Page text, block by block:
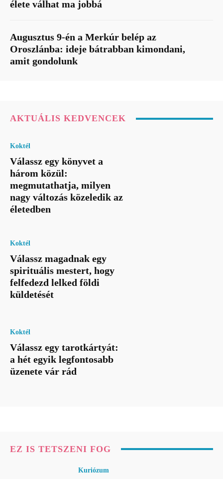
élete válhat ma jobbá
Augusztus 9-én a Merkúr belép az
Oroszlánba: ideje bátrabban kimondani,
amit gondolunk
AKTUÁLIS KEDVENCEK
Koktél
Válassz egy könyvet a
három közül:
megmutathatja, milyen
nagy változás közeledik az
életedben
Koktél
Válassz magadnak egy
spirituális mestert, hogy
felfedezd lelked földi
küldetését
Koktél
Válassz egy tarotkártyát:
a hét egyik legfontosabb
üzenete vár rád
EZ IS TETSZENI FOG
Kuriózum